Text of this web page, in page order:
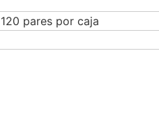
pares por caja